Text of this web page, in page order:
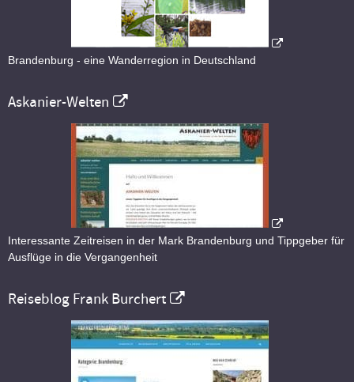
Brandenburg - eine Wanderregion in Deutschland
Askanier-Welten
Interessante Zeitreisen in der Mark Brandenburg und Tippgeber für
Ausflüge in die Vergangenheit
Reiseblog Frank Burchert